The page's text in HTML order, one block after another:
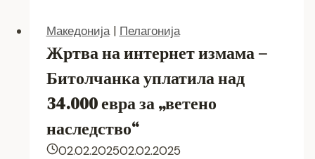
Македонија| Пелагонија
Жртва на интернет измама –
Битолчанка уплатила над
34.000 евра за „ветено
наследство“
02.02.202502.02.2025